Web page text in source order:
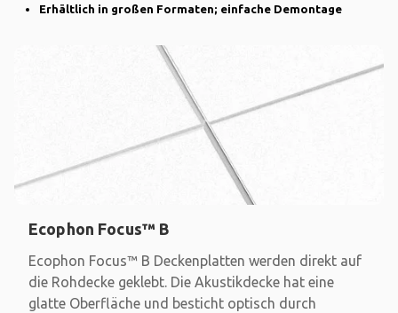
Erhältlich in großen Formaten; einfache Demontage
Ecophon Focus™ B
Ecophon Focus™ B Deckenplatten werden direkt auf
die Rohdecke geklebt. Die Akustikdecke hat eine
glatte Oberfläche und besticht optisch durch